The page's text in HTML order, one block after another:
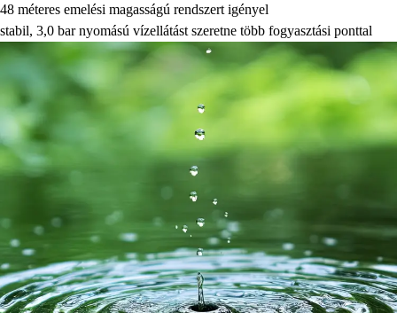
48 méteres emelési magasságú rendszert igényel
stabil, 3,0 bar nyomású vízellátást szeretne több fogyasztási ponttal